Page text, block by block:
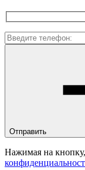
Отправить
Нажимая на